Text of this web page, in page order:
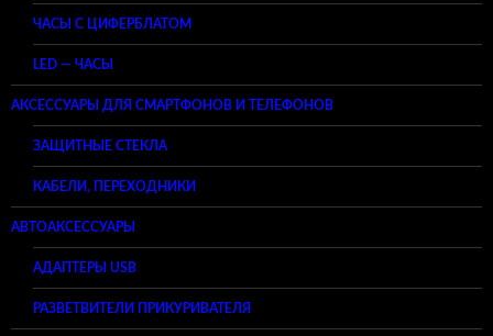
ЧАСЫ С ЦИФЕРБЛАТОМ
LED — ЧАСЫ
АКСЕССУАРЫ ДЛЯ СМАРТФОНОВ И ТЕЛЕФОНОВ
ЗАЩИТНЫЕ СТЕКЛА
КАБЕЛИ, ПЕРЕХОДНИКИ
АВТОАКСЕССУАРЫ
АДАПТЕРЫ USB
РАЗВЕТВИТЕЛИ ПРИКУРИВАТЕЛЯ